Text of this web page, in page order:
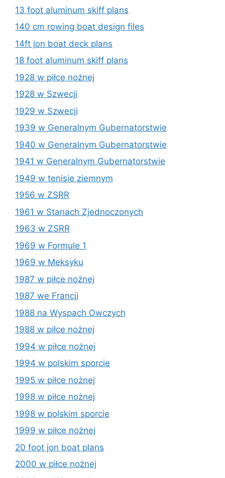
13 foot aluminum skiff plans
140 cm rowing boat design files
14ft jon boat deck plans
18 foot aluminum skiff plans
1928 w piłce nożnej
1928 w Szwecji
1929 w Szwecji
1939 w Generalnym Gubernatorstwie
1940 w Generalnym Gubernatorstwie
1941 w Generalnym Gubernatorstwie
1949 w tenisie ziemnym
1956 w ZSRR
1961 w Stanach Zjednoczonych
1963 w ZSRR
1969 w Formule 1
1969 w Meksyku
1987 w piłce nożnej
1987 we Francji
1988 na Wyspach Owczych
1988 w piłce nożnej
1994 w piłce nożnej
1994 w polskim sporcie
1995 w piłce nożnej
1998 w piłce nożnej
1998 w polskim sporcie
1999 w piłce nożnej
20 foot jon boat plans
2000 w piłce nożnej